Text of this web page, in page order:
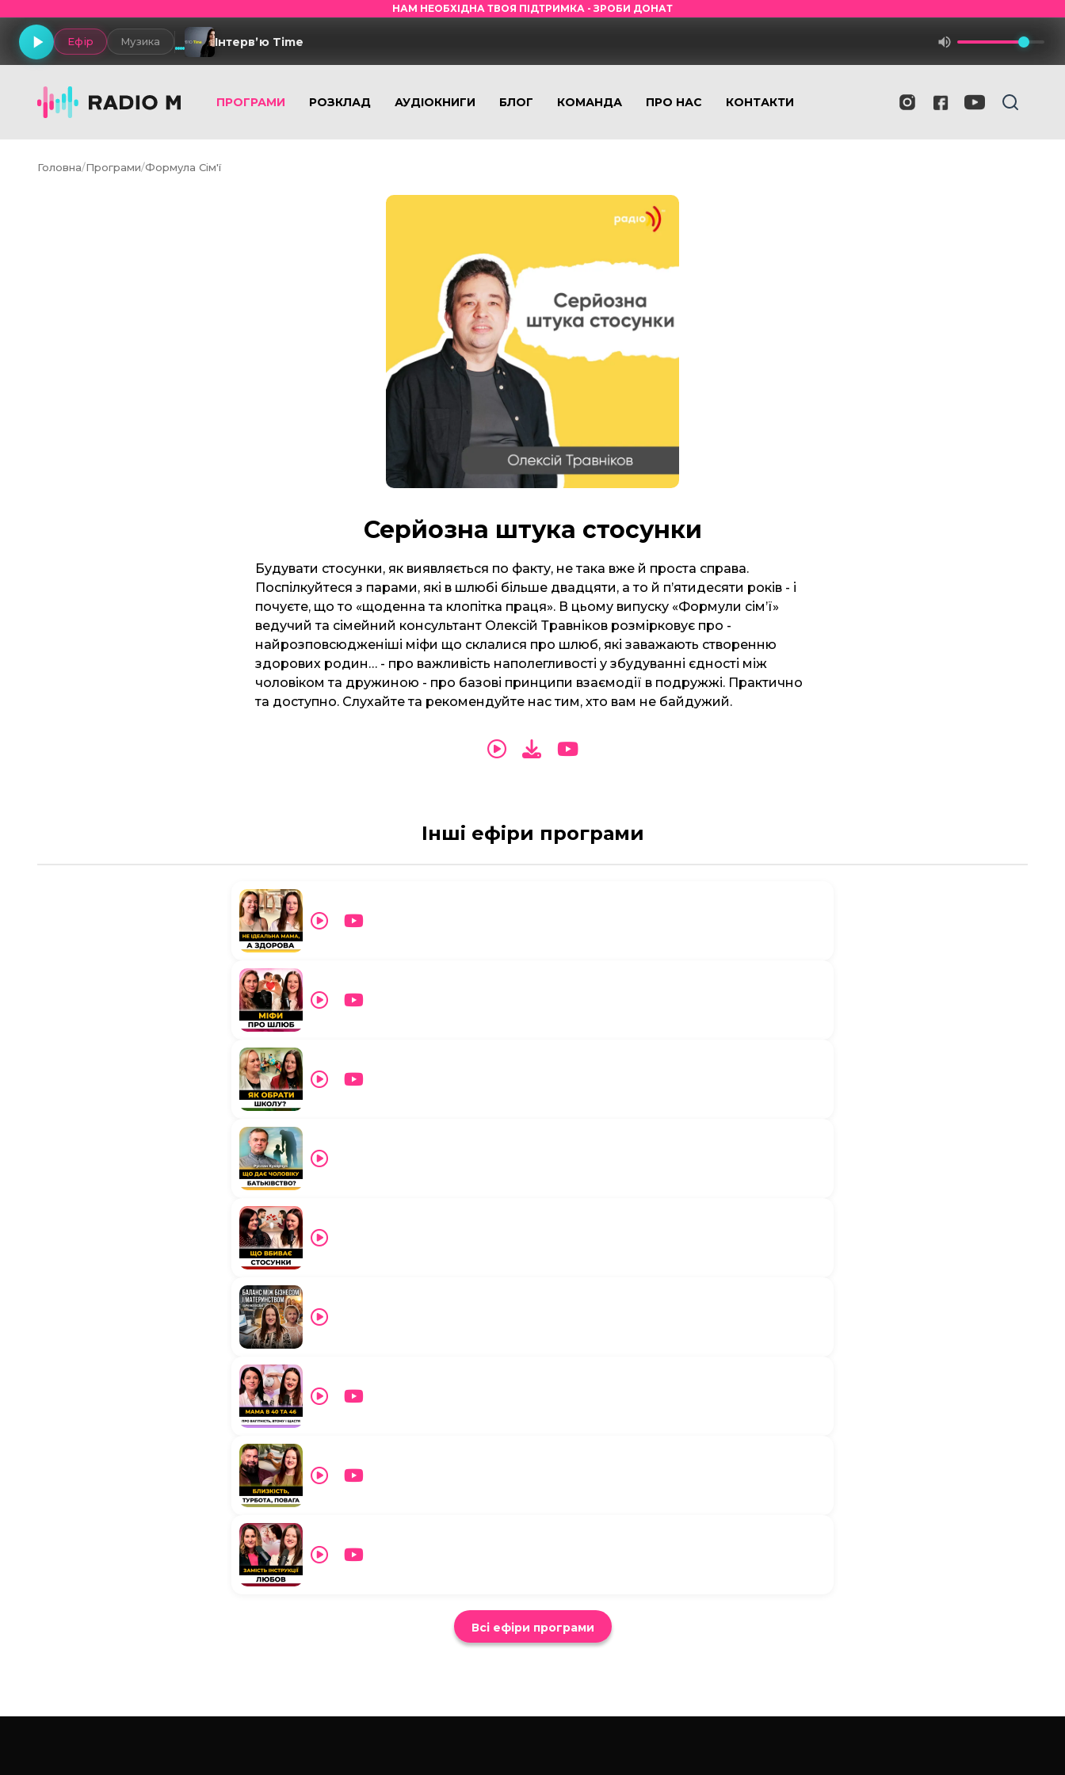
НАМ НЕОБХІДНА ТВОЯ ПІДТРИМКА - ЗРОБИ ДОНАТ
Ефір Музика Інтервʼю Time
ПРОГРАМИ РОЗКЛАД АУДІОКНИГИ БЛОГ КОМАНДА ПРО НАС КОНТАКТИ
Головна/Програми/Формула Сім'ї
Серйозна штука стосунки
Будувати стосунки, як виявляється по факту, не така вже й проста справа.
Поспілкуйтеся з парами, які в шлюбі більше двадцяти, а то й п’ятидесяти років - і
почуєте, що то «щоденна та клопітка праця». В цьому випуску «Формули сім’ї»
ведучий та сімейний консультант Олексій Травніков розмірковує про -
найрозповсюдженіші міфи що склалися про шлюб, які заважають створенню
здорових родин… - про важливість наполегливості у збудуванні єдності між
чоловіком та дружиною - про базові принципи взаємодії в подружжі. Практично
та доступно. Слухайте та рекомендуйте нас тим, хто вам не байдужий.
Інші ефіри програми
Всі ефіри програми